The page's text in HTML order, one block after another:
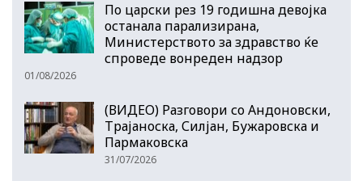
По царски рез 19 годишна девојка
останала парализирана,
Министерството за здравство ќе
спроведе вонреден надзор
01/08/2026
(ВИДЕО) Разговори со Андоновски,
Трајаноска, Силјан, Бужаровска и
Пармаковска
31/07/2026